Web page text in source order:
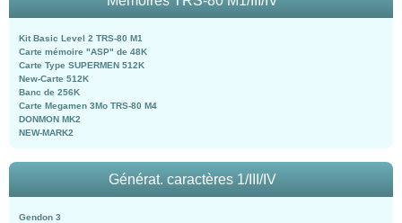
Kit Basic Level 2 TRS-80 M1
Carte mémoire "ASP" de 48K
Carte Type SUPERMEN 512K
New-Carte 512K
Banc de 256K
Carte Megamen 3Mo TRS-80 M4
DONMON MK2
NEW-MARK2
Générat. caractères 1/III/IV
Gendon 3